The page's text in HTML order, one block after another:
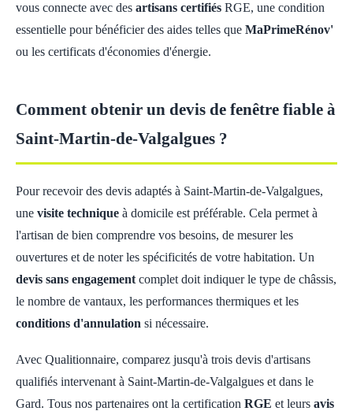
vous connecte avec des artisans certifiés RGE, une condition
essentielle pour bénéficier des aides telles que MaPrimeRénov'
ou les certificats d'économies d'énergie.
Comment obtenir un devis de fenêtre fiable à
Saint-Martin-de-Valgalgues ?
Pour recevoir des devis adaptés à Saint-Martin-de-Valgalgues,
une visite technique à domicile est préférable. Cela permet à
l'artisan de bien comprendre vos besoins, de mesurer les
ouvertures et de noter les spécificités de votre habitation. Un
devis sans engagement complet doit indiquer le type de châssis,
le nombre de vantaux, les performances thermiques et les
conditions d'annulation si nécessaire.
Avec Qualitionnaire, comparez jusqu'à trois devis d'artisans
qualifiés intervenant à Saint-Martin-de-Valgalgues et dans le
Gard. Tous nos partenaires ont la certification RGE et leurs avis